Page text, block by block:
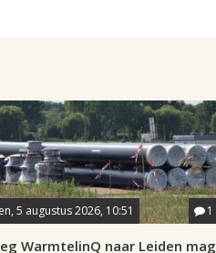
5 augustus 2026, 10:51 1
WarmtelinQ naar Leiden mag